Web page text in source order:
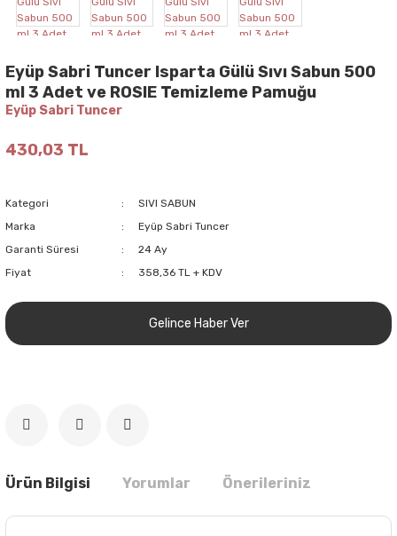
Eyüp Sabri Tuncer Isparta Gülü Sıvı Sabun 500
ml 3 Adet ve ROSIE Temizleme Pamuğu
Eyüp Sabri Tuncer
430,03 TL
Kategori
SIVI SABUN
Marka
Eyüp Sabri Tuncer
Garanti Süresi
24 Ay
Fiyat
358,36 TL + KDV
Gelince Haber Ver
Ürün Bilgisi Yorumlar Önerileriniz